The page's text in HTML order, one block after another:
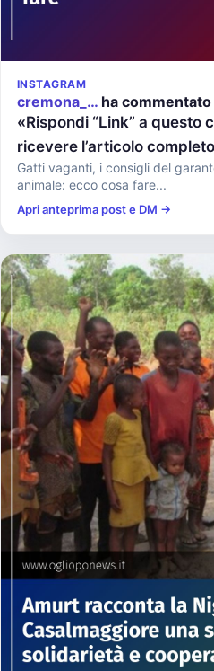
INSTAGRAM
cremona_… ha commentato
«Rispondi “Link” a questo
ricevere l’articolo
Gatti vaganti, i consigli del
animale: ecco cosa fare...
Apri anteprima post e DM →